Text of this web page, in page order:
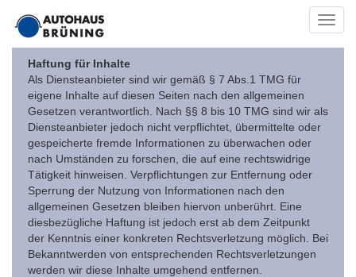
Haftung für Inhalte
Als Diensteanbieter sind wir gemäß § 7 Abs.1 TMG für
eigene Inhalte auf diesen Seiten nach den allgemeinen
Gesetzen verantwortlich. Nach §§ 8 bis 10 TMG sind wir als
Diensteanbieter jedoch nicht verpflichtet, übermittelte oder
gespeicherte fremde Informationen zu überwachen oder
nach Umständen zu forschen, die auf eine rechtswidrige
Tätigkeit hinweisen. Verpflichtungen zur Entfernung oder
Sperrung der Nutzung von Informationen nach den
allgemeinen Gesetzen bleiben hiervon unberührt. Eine
diesbezügliche Haftung ist jedoch erst ab dem Zeitpunkt
der Kenntnis einer konkreten Rechtsverletzung möglich. Bei
Bekanntwerden von entsprechenden Rechtsverletzungen
werden wir diese Inhalte umgehend entfernen.